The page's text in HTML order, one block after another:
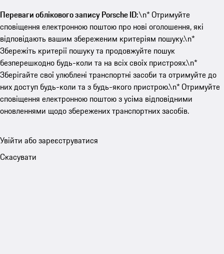
Переваги облікового запису Porsche ID:\n* Отримуйте
сповіщення електронною поштою про нові оголошення, які
відповідають вашим збереженим критеріям пошуку.\n*
Збережіть критерії пошуку та продовжуйте пошук
безперешкодно будь-коли та на всіх своїх пристроях.\n*
Зберігайте свої улюблені транспортні засоби та отримуйте до
них доступ будь-коли та з будь-якого пристрою.\n* Отримуйте
сповіщення електронною поштою з усіма відповідними
оновленнями щодо збережених транспортних засобів.
Увійти або зареєструватися
Скасувати